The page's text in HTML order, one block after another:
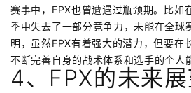
赛事中，FPX也曾遭遇过瓶颈期。比如
季中失去了一部分竞争力，未能在全球
明，虽然FPX有着强大的潜力，但要在
不断完善自身的战术体系和选手的个人
4、FPX的未来展